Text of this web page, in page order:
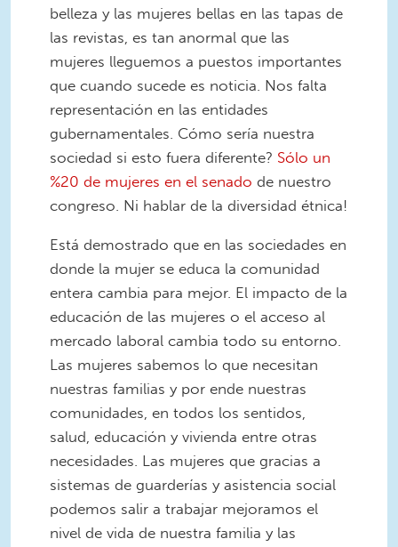
belleza y las mujeres bellas en las tapas de
las revistas, es tan anormal que las
mujeres lleguemos a puestos importantes
que cuando sucede es noticia. Nos falta
representación en las entidades
gubernamentales. Cómo sería nuestra
sociedad si esto fuera diferente? Sólo un
%20 de mujeres en el senado de nuestro
congreso. Ni hablar de la diversidad étnica!
Está demostrado que en las sociedades en
donde la mujer se educa la comunidad
entera cambia para mejor. El impacto de la
educación de las mujeres o el acceso al
mercado laboral cambia todo su entorno.
Las mujeres sabemos lo que necesitan
nuestras familias y por ende nuestras
comunidades, en todos los sentidos,
salud, educación y vivienda entre otras
necesidades. Las mujeres que gracias a
sistemas de guarderías y asistencia social
podemos salir a trabajar mejoramos el
nivel de vida de nuestra familia y las